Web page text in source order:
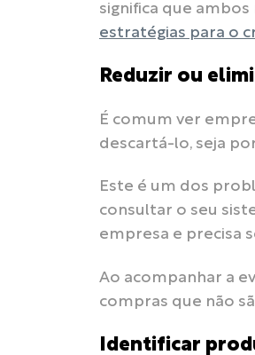
significa que
estratégias para o
Reduzir ou
É comum ver
descartá-lo, seja
Este é um dos
consultar o seu
empresa e precisa
Ao acompanhar a
compras que não
Identificar